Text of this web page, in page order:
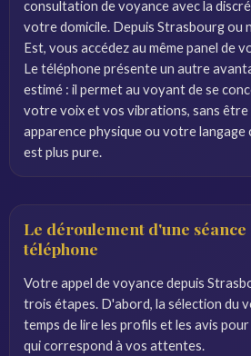
consultation de voyance avec la
votre domicile. Depuis Strasbourg ou
Est, vous accédez au même panel de
Le téléphone présente un autre
estimé : il permet au voyant de se
votre voix et vos vibrations, sans
apparence physique ou votre
est plus pure.
Le déroulement d'une
téléphone
Votre appel de voyance depuis
trois étapes. D'abord, la sélection du
temps de lire les profils et les avis
qui correspond à vos attentes.